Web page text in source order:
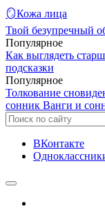
🪞Кожа лица
Твой безупречный
Популярное
Как выглядеть
подсказки
Популярное
Толкование
сонник Ванги и
ВКонтакте